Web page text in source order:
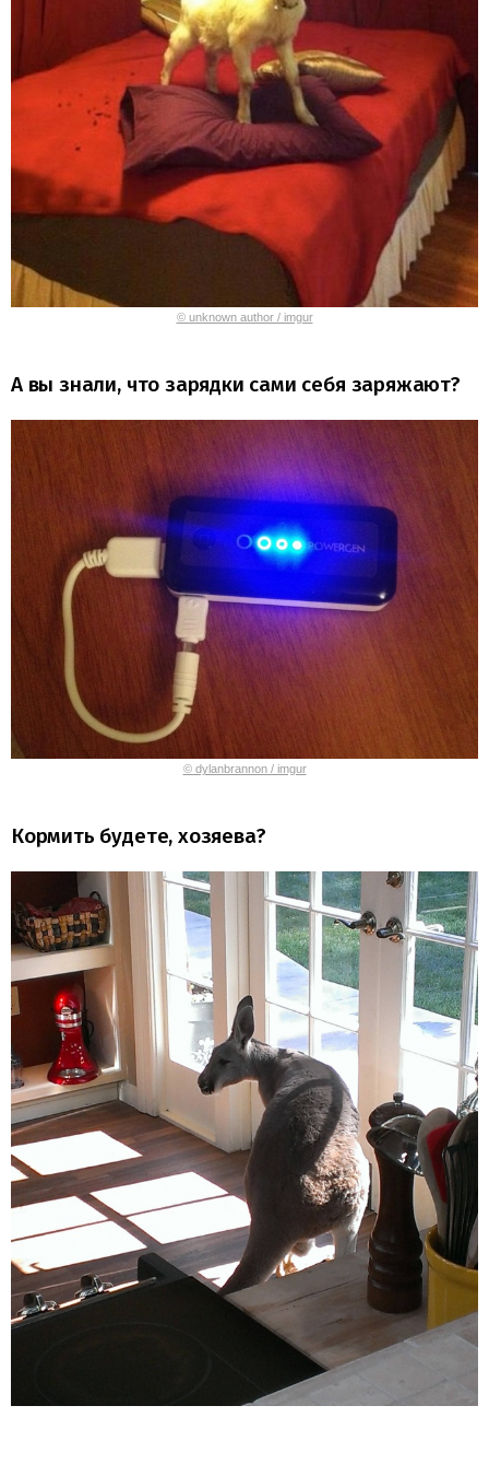
© unknown author / imgur
А вы знали, что зарядки сами себя заряжают?
© dylanbrannon / imgur
Кормить будете, хозяева?